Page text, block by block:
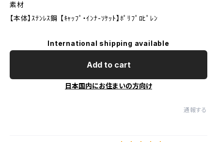
素材
【本体】ｽﾃﾝﾚｽ鋼 【ｷｬｯﾌﾟ・ｲﾝﾅ-ｿｹｯﾄ】ﾎﾟﾘﾌﾟﾛﾋﾟﾚﾝ
International shipping available
Add to cart
日本国内にお住まいの方向け
通報する